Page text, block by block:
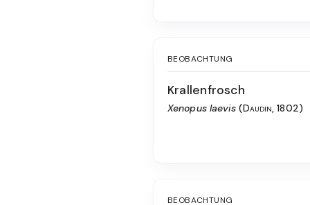
BEOBACHTUNG
Krallenfrosch
Xenopus laevis (Daudin, 1802)
BEOBACHTUNG